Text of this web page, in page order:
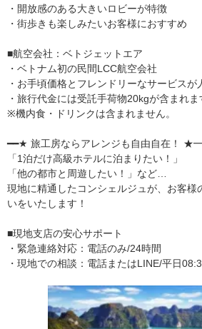
・開放感のある大きいロビーが特徴
・街歩きも楽しみたいお客様におすすめ
■航空会社：ベトジェットエア
・ベトナム初の民間LCC航空会社
・お手頃価格とフレンドリーなサービスが
・旅行代金には受託手荷物20kgが含まれま
※機内食・ドリンクは含まれません。
━━★ 旅工房ならアレンジも自由自在！
「1泊だけ高級ホテルに泊まりたい！」
「他の都市と周遊したい！」など…
現地に精通したコンシェルジュが、お客様
いをいたします！
■現地支店の安心サポート
・緊急連絡対応：電話のみ/24時間
・現地での相談：電話またはLINE/平日